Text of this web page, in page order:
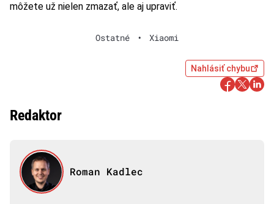
môžete už nielen zmazať, ale aj upraviť.
Ostatné • Xiaomi
Nahlásiť chybu
Redaktor
Roman Kadlec